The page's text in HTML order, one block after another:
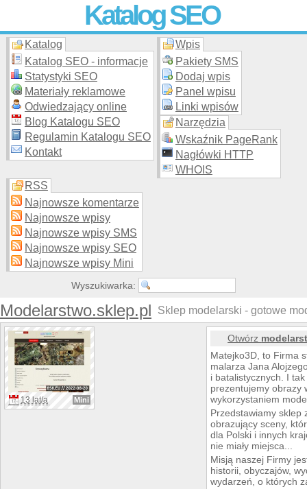
Katalog SEO
Skuteczna i promocja stron WWW –
moderowanego katalogu za darmo!
Katalog
Katalog SEO - informacje
Statystyki SEO
Materiały reklamowe
Odwiedzający online
Blog Katalogu SEO
Regulamin Katalogu SEO
Kontakt
Wpis
Pakiety SMS
Dodaj wpis
Panel wpisu
Linki wpisów
Narzędzia
Wskaźnik PageRank
Nagłówki HTTP
WHOIS
RSS
Najnowsze komentarze
Najnowsze wpisy
Najnowsze wpisy SMS
Najnowsze wpisy SEO
Najnowsze wpisy Mini
Wyszukiwarka:
Modelarstwo.sklep.pl Sklep modelarski - gotowe
13 lat/a Mini
Otwórz
Matejko3D, to Firma
malarza Jana
i batalistycznych. I
prezentujemy obrazy
wykorzystaniem
Przedstawiamy sklep
obrazujący sceny,
dla Polski i innych
nie miały miejsca...
Misją naszej Firmy
historii, obyczajów,
wydarzeń, o których